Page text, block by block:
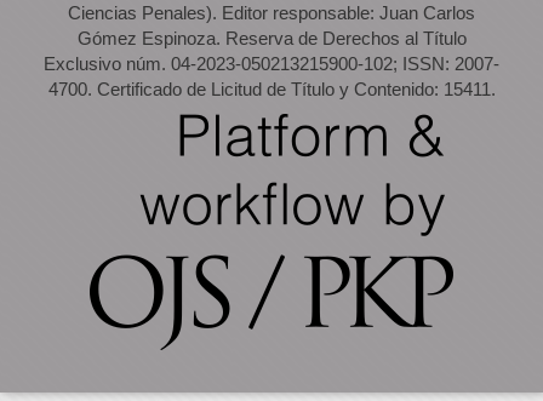
Ciencias Penales). Editor responsable: Juan Carlos
Gómez Espinoza. Reserva de Derechos al Título
Exclusivo núm. 04-2023-050213215900-102; ISSN: 2007-
4700. Certificado de Licitud de Título y Contenido: 15411.